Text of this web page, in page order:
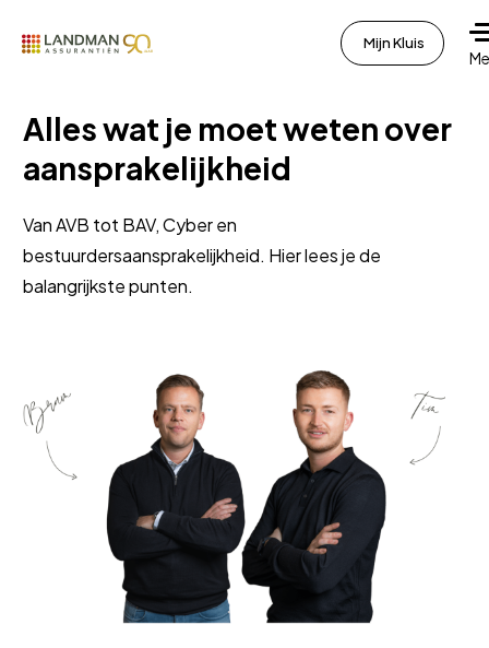
Mijn Kluis
Alles wat je moet weten over
aansprakelijkheid
Van AVB tot BAV, Cyber en
bestuurdersaansprakelijkheid. Hier lees je de
balangrijkste punten.